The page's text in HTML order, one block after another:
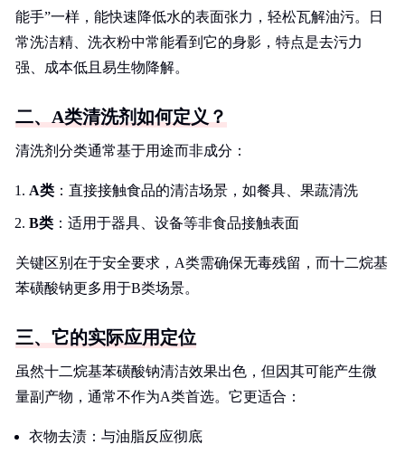
能手”一样，能快速降低水的表面张力，轻松瓦解油污。日
常洗洁精、洗衣粉中常能看到它的身影，特点是去污力
强、成本低且易生物降解。
二、A类清洗剂如何定义？
清洗剂分类通常基于用途而非成分：
A类 ：直接接触食品的清洁场景，如餐具、果蔬清洗
B类 ：适用于器具、设备等非食品接触表面
关键区别在于安全要求，A类需确保无毒残留，而十二烷基
苯磺酸钠更多用于B类场景。
三、它的实际应用定位
虽然十二烷基苯磺酸钠清洁效果出色，但因其可能产生微
量副产物，通常不作为A类首选。它更适合：
衣物去渍：与油脂反应彻底